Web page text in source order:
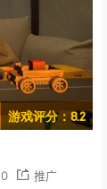
游戏评分：8.2
0 推广